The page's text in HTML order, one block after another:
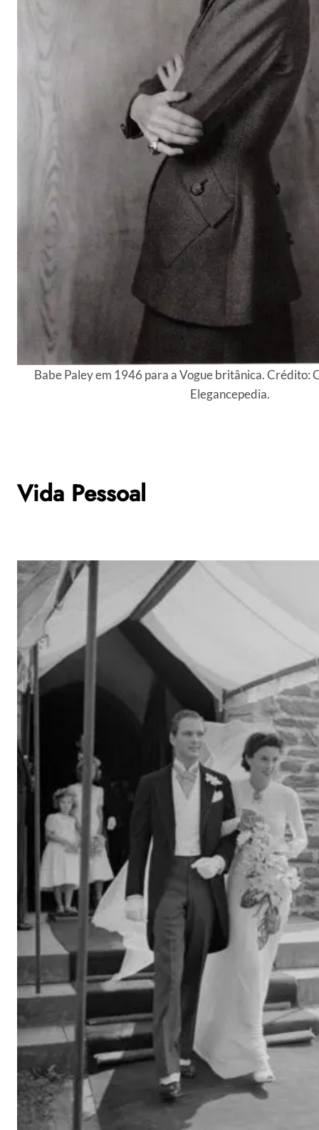
Babe Paley em 1946 para a Vogue britânica. Crédito:
Elegancepedia.
Vida Pessoal